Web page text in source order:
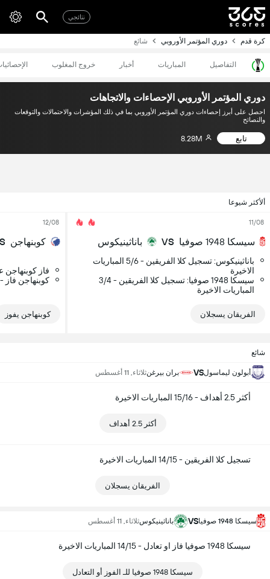
نتائجي
كرة قدم دوري المؤتمر الأوروبي شائع
التفاصيل المباريات أخبار خروج المغلوب
دوري المؤتمر الأوروبي الإحصاءات والاتجاهات
احصل على أبرز إحصاءات دوري المؤتمر الأوروبي بما في ذلك المؤشرات والاحتمالات والتوقعات
والنصائح
تابع 8.28M
ألأكثر شيوعا
11/08
سيسكا 1948 صوفيا VS باناثينيكوس
باناثينيكوس: تسجيل كلا الفريقين - 5/6 المباريات
الاخيرة
سيسكا 1948 صوفيا: تسجيل كلا الفريقين - 3/4
المباريات الاخيرة
الفريقان يسجلان
12/08
كوبنهاجن
فاز كوبنهاجن على أرضه -
كوبنهاجن فاز - 6/7 المباريات
كوبنهاجن يفوز
شائع
أبولون ليماسولVS بران بيرغنثلاثاء, 11 أغسطس
أكثر 2.5 أهداف - 15/16 المباريات الاخيرة
أكثر 2.5 أهداف
تسجيل كلا الفريقين - 14/15 المباريات الاخيرة
الفريقان يسجلان
سيسكا 1948 صوفيا VS باناثينيكوسثلاثاء, 11 أغسطس
سيسكا 1948 صوفيا فاز او تعادل - 14/15 المباريات الاخيرة
سيسكا 1948 صوفيا للـ الفوز أو التعادل